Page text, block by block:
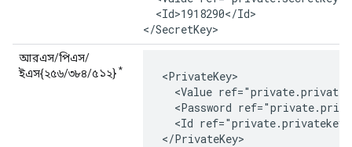
  <Id>1918290</Id>
</SecretKey>
আরএস/পিএস/
ইএস{২৫৬/৩৮৪/৫১২} *
<PrivateKey>
<Value
<Password
<Id
</PrivateKey>